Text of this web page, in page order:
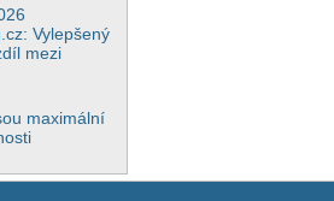
Vylepšený
mezi
maximální